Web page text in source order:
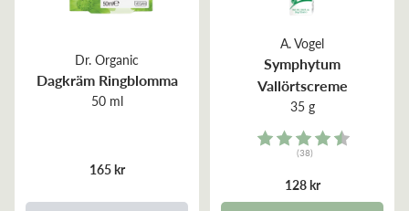
Dr. Organic
Dagkräm Ringblomma
50 ml
165 kr
A. Vogel
Symphytum
Vallörtscreme
35 g
Rating:
(38)
128 kr